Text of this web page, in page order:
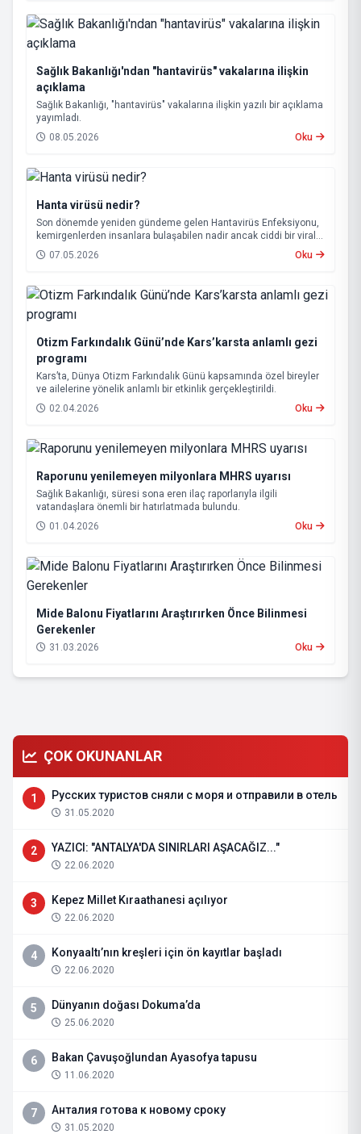
Sağlık Bakanlığı'ndan "hantavirüs" vakalarına ilişkin
açıklama
Sağlık Bakanlığı, "hantavirüs" vakalarına ilişkin yazılı bir açıklama
yayımladı.
08.05.2026
Oku
Hanta virüsü nedir?
Son dönemde yeniden gündeme gelen Hantavirüs Enfeksiyonu,
kemirgenlerden insanlara bulaşabilen nadir ancak ciddi bir viral
hastalık olarak biliniyor.
07.05.2026 Oku
Otizm Farkındalık Günü’nde Kars’karsta anlamlı gezi
programı
Kars’ta, Dünya Otizm Farkındalık Günü kapsamında özel bireyler
ve ailelerine yönelik anlamlı bir etkinlik gerçekleştirildi.
02.04.2026
Oku
Raporunu yenilemeyen milyonlara MHRS uyarısı
Sağlık Bakanlığı, süresi sona eren ilaç raporlarıyla ilgili
vatandaşlara önemli bir hatırlatmada bulundu.
01.04.2026
Oku
Mide Balonu Fiyatlarını Araştırırken Önce Bilinmesi
Gerekenler
31.03.2026 Oku
ÇOK OKUNANLAR
1 Русских туристов сняли с моря и отправили в отель
31.05.2020
2 YAZICI: "ANTALYA'DA SINIRLARI AŞACAĞIZ..."
22.06.2020
3 Kepez Millet Kıraathanesi açılıyor
22.06.2020
4 Konyaaltı’nın kreşleri için ön kayıtlar başladı
22.06.2020
5 Dünyanın doğası Dokuma’da
25.06.2020
6 Bakan Çavuşoğlundan Ayasofya tapusu
11.06.2020
7 Анталия готова к новому сроку
31.05.2020